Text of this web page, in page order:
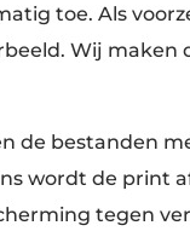
toe. Als
Wij maken
de bestanden
wordt de print
tegen